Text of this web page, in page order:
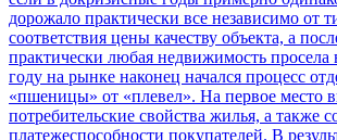
дорожало практически все независимо от
соответствия цены качеству объекта, а
практически любая недвижимость просела
году на рынке наконец начался процесс
«пшеницы» от «плевел». На первое место
потребительские свойства жилья, а также
платежеспособности покупателей. В